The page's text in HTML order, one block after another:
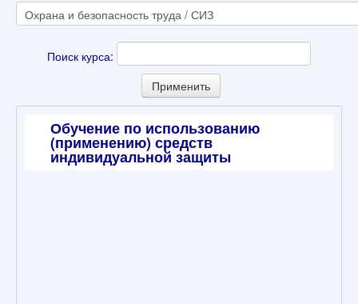
Поиск курса:
Обучение по использованию
(применению) средств
индивидуальной защиты